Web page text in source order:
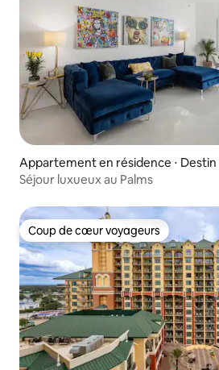
Appartement en résidence ⋅ Destin
Séjour luxueux au Palms
Coup de cœur voyageurs
Coup de cœur voyageurs